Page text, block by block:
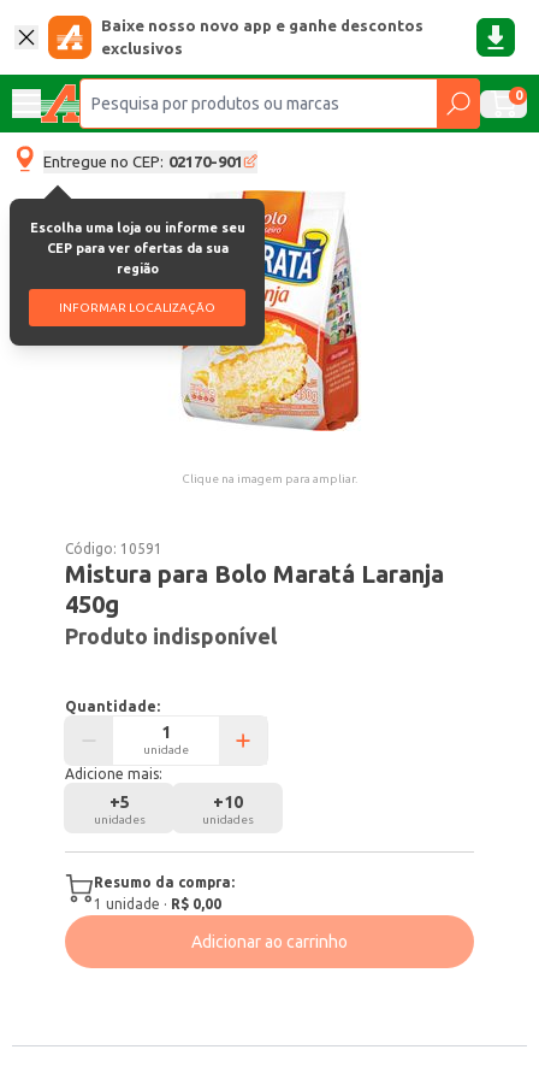
Baixe nosso novo app e ganhe descontos
exclusivos
0
Entregue no CEP: 02170-901
Escolha uma loja ou informe seu
CEP para ver ofertas da sua
região
INFORMAR LOCALIZAÇÃO
Clique na imagem para ampliar.
Código: 10591
Mistura para Bolo Maratá Laranja
450g
Produto indisponível
Quantidade:
unidade
Adicione mais:
+5
unidades
+10
unidades
Resumo da compra:
1 unidade · R$ 0,00
Adicionar ao carrinho